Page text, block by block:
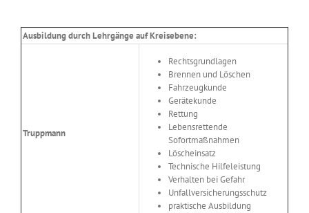
Ausbildung durch Lehrgänge auf Kreisebene:
Truppmann
Rechtsgrundlagen
Brennen und Löschen
Fahrzeugkunde
Gerätekunde
Rettung
Lebensrettende
Sofortmaßnahmen
Löscheinsatz
Technische Hilfeleistung
Verhalten bei Gefahr
Unfallversicherungsschutz
praktische Ausbildung